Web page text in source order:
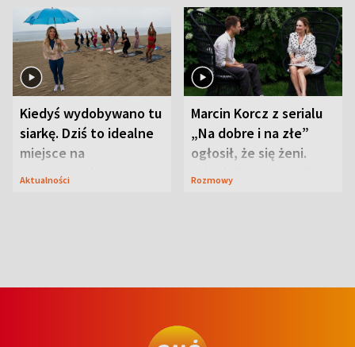
Kiedyś wydobywano tu
siarkę. Dziś to idealne
miejsce na
wypoczynek
Aktualności
Marcin Korcz z serialu
„Na dobre i na złe”
ogłosił, że się żeni.
Zdradził, co zmienił
Rozmowy